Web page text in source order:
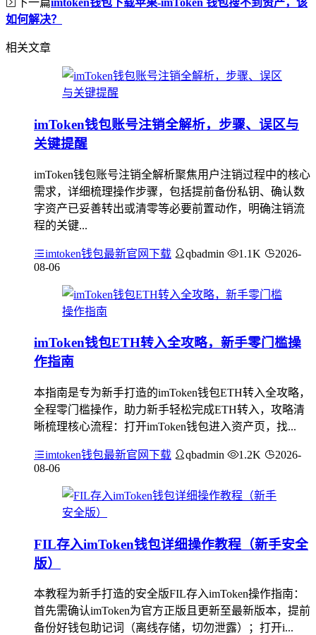
imtoken钱包下载苹果-imToken 钱包搜不到资产，该
如何解决？
相关文章
imToken钱包账号注销全解析，步骤、误区与
关键提醒
imToken钱包账号注销全解析聚焦用户注销过程中的核心
需求，详细梳理操作步骤，包括提前备份私钥、确认数
字资产已妥善转出或清零等必要前置动作，明确注销流
程的关键...
imtoken钱包最新官网下载 qbadmin 1.1K
2026-
08-06
imToken钱包ETH转入全攻略，新手零门槛操
作指南
本指南是专为新手打造的imToken钱包ETH转入全攻略，
全程零门槛操作，助力新手轻松完成ETH转入，攻略清
晰梳理核心流程：打开imToken钱包进入资产页，找...
imtoken钱包最新官网下载 qbadmin 1.2K
2026-
08-06
FIL存入imToken钱包详细操作教程（新手安全
版）
本教程为新手打造的安全版FIL存入imToken操作指南：
首先需确认imToken为官方正版且更新至最新版本，提前
备份好钱包助记词（离线存储，切勿泄露）；打开i...